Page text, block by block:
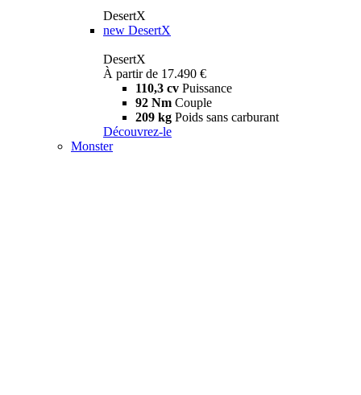
DesertX
new DesertX
DesertX
À partir de 17.490 €
110,3 cv Puissance
92 Nm Couple
209 kg Poids sans carburant
Découvrez-le
Monster